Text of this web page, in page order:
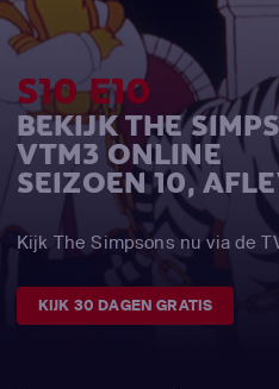
S10 E10
BEKIJK THE
VTM3 ONLINE
SEIZOEN 10,
Kijk The Simpsons nu via de
KIJK 30 DAGEN GRATIS